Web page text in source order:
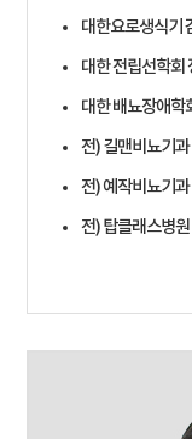
대한요로생식기
대한 전립선학회
대한 배뇨장애학
전) 길맨비뇨기
전) 예작비뇨기
전) 탑클래스병